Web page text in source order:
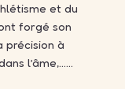
et du
forgé son
précision à
l’âme,……